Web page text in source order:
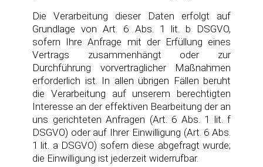
Die Verarbeitung dieser Daten erfolgt auf
Grundlage von Art. 6 Abs. 1 lit. b DSGVO,
sofern Ihre Anfrage mit der Erfüllung eines
Vertrags zusammenhängt oder zur
Durchführung vorvertraglicher Maßnahmen
erforderlich ist. In allen übrigen Fällen beruht
die Verarbeitung auf unserem berechtigten
Interesse an der effektiven Bearbeitung der an
uns gerichteten Anfragen (Art. 6 Abs. 1 lit. f
DSGVO) oder auf Ihrer Einwilligung (Art. 6 Abs.
1 lit. a DSGVO) sofern diese abgefragt wurde;
die Einwilligung ist jederzeit widerrufbar.